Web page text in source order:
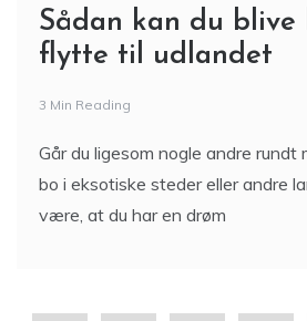
Sådan kan du
flytte til udlandet
3 Min Reading
Går du ligesom nogle andre rundt
bo i eksotiske steder eller andre
være, at du har en drøm